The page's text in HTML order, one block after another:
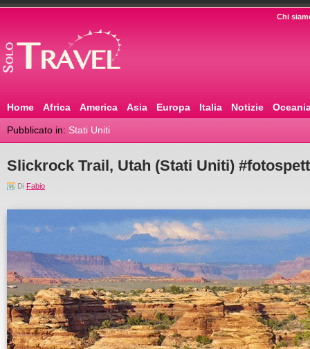
Chi
Home Africa America Asia Europa Italia Notizie
Pubblicato in: Stati Uniti
Slickrock Trail, Utah (Stati Uniti)
Di Fabio